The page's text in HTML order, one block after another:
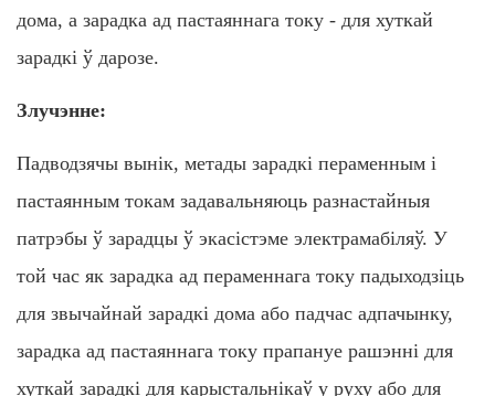
дома, а зарадка ад пастаяннага току - для хуткай
зарадкі ў дарозе.
Злучэнне:
Падводзячы вынік, метады зарадкі пераменным і
пастаянным токам задавальняюць разнастайныя
патрэбы ў зарадцы ў экасістэме электрамабіляў. У
той час як зарадка ад пераменнага току падыходзіць
для звычайнай зарадкі дома або падчас адпачынку,
зарадка ад пастаяннага току прапануе рашэнні для
хуткай зарадкі для карыстальнікаў у руху або для